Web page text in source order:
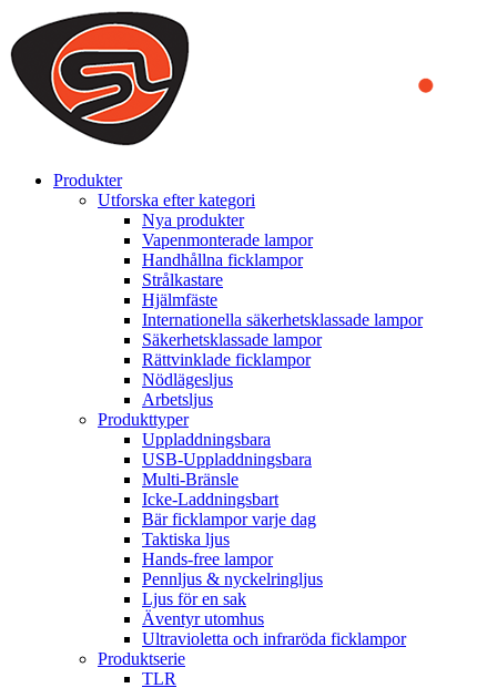
We use cookies to ensure that we provide you the best experience
on our website. By continuing to browse this website, you accept
that cookies are used to help us analyze how the website is used and
to offer you a better experience. To learn more or to find out how
you can disable cookies, you can access our
Produkter
Utforska efter kategori
Nya produkter
Vapenmonterade lampor
Handhållna ficklampor
Strålkastare
Hjälmfäste
Internationella säkerhetsklassade lampor
Säkerhetsklassade lampor
Rättvinklade ficklampor
Nödlägesljus
Arbetsljus
Produkttyper
Uppladdningsbara
USB-Uppladdningsbara
Multi-Bränsle
Icke-Laddningsbart
Bär ficklampor varje dag
Taktiska ljus
Hands-free lampor
Pennljus & nyckelringljus
Ljus för en sak
Äventyr utomhus
Ultravioletta och infraröda ficklampor
Produktserie
TLR